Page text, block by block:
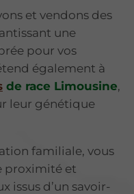
et vendons des
une
pour vos
également à
de race Limousine,
leur génétique
familiale, vous
proximité et
issus d’un savoir-